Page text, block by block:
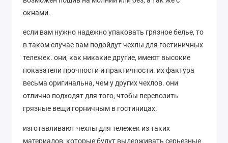
окнами.
если вам нужно надежно упаковать грязное белье, то
в таком случае вам подойдут чехлы для гостиничных
тележек. они, как никакие другие, имеют высокие
показатели прочности и практичности. их фактура
весьма оригинальна, чем у других чехлов. они
отлично подходят для того, чтобы перевозить
грязные вещи горничным в гостиницах.
изготавливают чехлы для тележек из таких
материалов, которые будут выдерживать серьезные